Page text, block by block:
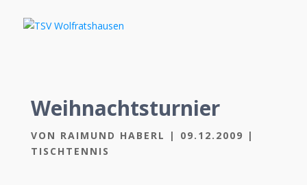
Weihnachtsturnier
VON RAIMUND HABERL | 09.12.2009 |
TISCHTENNIS